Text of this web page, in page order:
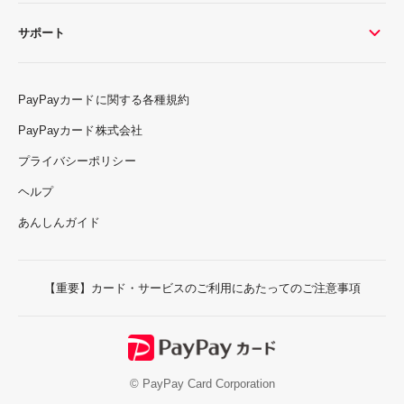
サポート
PayPayカードに関する各種規約
PayPayカード株式会社
プライバシーポリシー
ヘルプ
あんしんガイド
【重要】カード・サービスのご利用にあたってのご注意事項
© PayPay Card Corporation